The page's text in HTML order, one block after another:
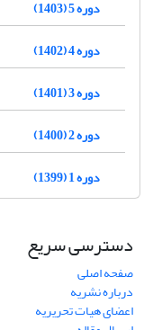
دوره 5 (1403)
دوره 4 (1402)
دوره 3 (1401)
دوره 2 (1400)
دوره 1 (1399)
دسترسی سریع
صفحه اصلی
درباره نشریه
اعضای هیات تحریریه